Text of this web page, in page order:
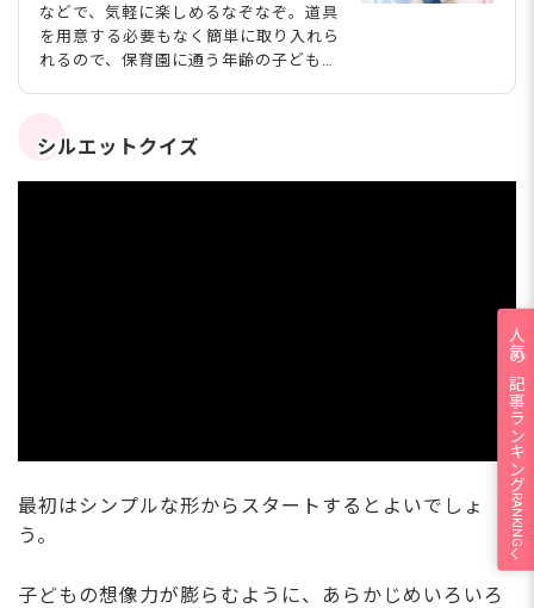
などで、気軽に楽しめるなぞなぞ。道具
を用意する必要もなく簡単に取り入れら
れるので、保育園に通う年齢の子どもた
まなバリエーションがあります。今回
は、保育園の子どもたちが楽しめるなぞ
シルエットクイズ
最初はシンプルな形からスタートするとよいでしょ
う。
子どもの想像力が膨らむように、あらかじめいろいろ
人気の記事ランキング
RANKING